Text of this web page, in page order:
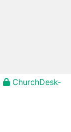
ChurchDesk-